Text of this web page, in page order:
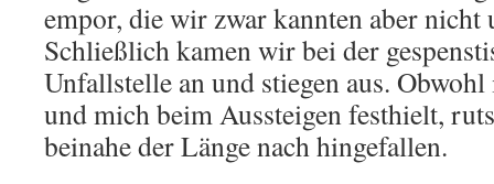
empor, die wir zwar kannten aber nicht
Schließlich kamen wir bei der
Unfallstelle an und stiegen aus.
und mich beim Aussteigen festhielt,
beinahe der Länge nach hingefallen.